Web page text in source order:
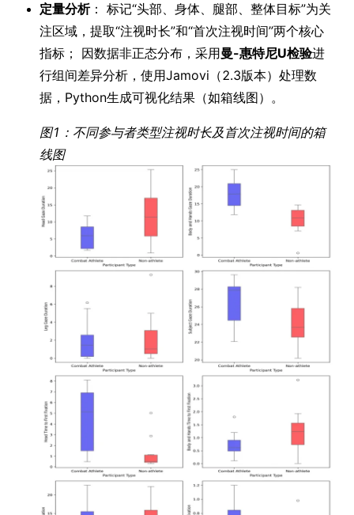
定量分析： 标记“头部、身体、腿部、整体目标”为关
注区域，提取“注视时长”和“首次注视时间”两个核心
指标； 因数据非正态分布，采用曼-惠特尼U检验进
行组间差异分析，使用Jamovi（2.3版本）处理数
据，Python生成可视化结果（如箱线图）。
图1：不同参与者类型注视时长及首次注视时间的箱
线图